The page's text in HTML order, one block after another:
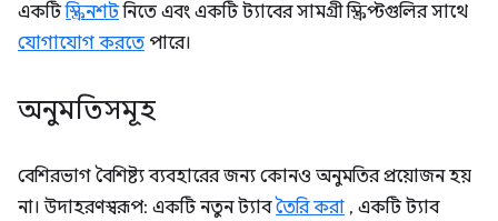
একটিস্ক্রিনশটনিতে এবং একটি ট্যাবের সামগ্রী স্ক্রিপ্টগুলির সাথে
যোগাযোগ করতে পারে।
অনুমতিসমূহ
বেশিরভাগ বৈশিষ্ট্য ব্যবহারের জন্য কোনও অনুমতির প্রয়োজন হয়
না। উদাহরণস্বরূপ: একটি নতুন ট্যাবতৈরি করা , একটি ট্যাব